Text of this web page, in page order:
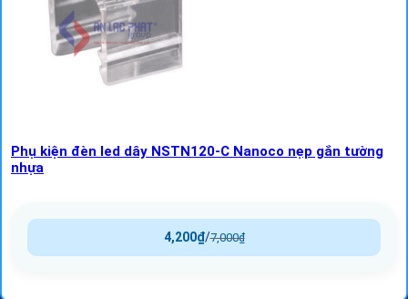
Phụ kiện đèn led dây NSTN120-C Nanoco nẹp gắn tường
nhựa
7,000₫
/
4,200₫